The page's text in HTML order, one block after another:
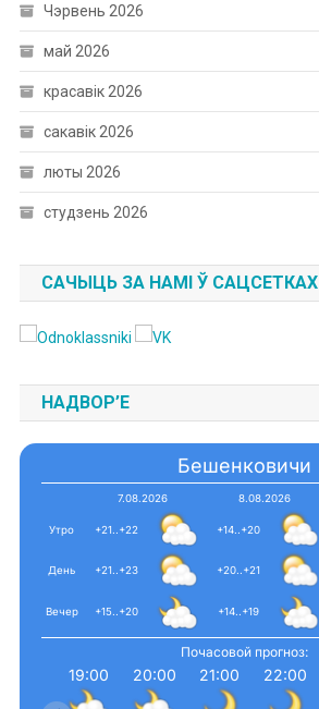
Чэрвень 2026
май 2026
красавік 2026
сакавік 2026
люты 2026
студзень 2026
САЧЫЦЬ ЗА НАМІ Ў САЦСЕТКАХ
НАДВОР’Е
Бешенковичи
7.08.2026
+21..+22
+21..+23
+15..+20
8.08.2026
+14..+20
+20..+21
+14..+19
Вечер
День
Утро
Почасовой прогноз:
19:00 20:00 21:00 22:00